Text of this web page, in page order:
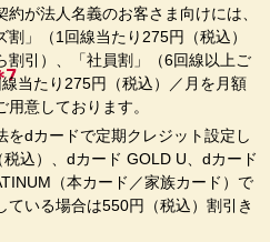
が法人名義のお客さま向けには、
」（1回線当たり275円（税込）
割引）、「社員割」（6回線以上ご
当たり275円（税込）／月を月額
意しております。
をdカードで定期クレジット設定し
込）、dカード GOLD U、dカード
（本カード／家族カード）で
ている場合は550円（税込）割引き